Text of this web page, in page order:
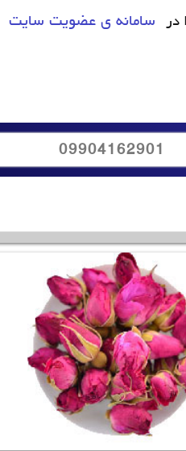
در سامانه ی عضویت سایت
09904162901